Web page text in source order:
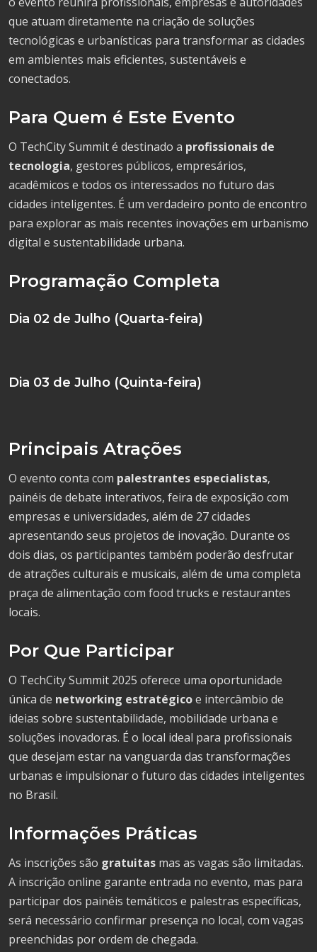
que atuam diretamente na criação de soluções
tecnológicas e urbanísticas para transformar as cidades
em ambientes mais eficientes, sustentáveis e
conectados.
Para Quem é Este Evento
O TechCity Summit é destinado a profissionais de
tecnologia, gestores públicos, empresários,
acadêmicos e todos os interessados no futuro das
cidades inteligentes. É um verdadeiro ponto de encontro
para explorar as mais recentes inovações em urbanismo
digital e sustentabilidade urbana.
Programação Completa
Dia 02 de Julho (Quarta-feira)
Dia 03 de Julho (Quinta-feira)
Principais Atrações
O evento conta com palestrantes especialistas,
painéis de debate interativos, feira de exposição com
empresas e universidades, além de 27 cidades
apresentando seus projetos de inovação. Durante os
dois dias, os participantes também poderão desfrutar
de atrações culturais e musicais, além de uma completa
praça de alimentação com food trucks e restaurantes
locais.
Por Que Participar
O TechCity Summit 2025 oferece uma oportunidade
única de networking estratégicoe intercâmbio de
ideias sobre sustentabilidade, mobilidade urbana e
soluções inovadoras. É o local ideal para profissionais
que desejam estar na vanguarda das transformações
urbanas e impulsionar o futuro das cidades inteligentes
no Brasil.
Informações Práticas
As inscrições são gratuitas mas as vagas são limitadas.
A inscrição online garante entrada no evento, mas para
participar dos painéis temáticos e palestras específicas,
será necessário confirmar presença no local, com vagas
preenchidas por ordem de chegada.